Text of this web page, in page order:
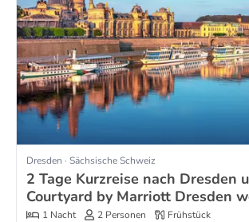
Dresden · Sächsische Schweiz
2 Tage Kurzreise nach Dresden
Courtyard by Marriott Dresden
1 Nacht 2 Personen Frühstück